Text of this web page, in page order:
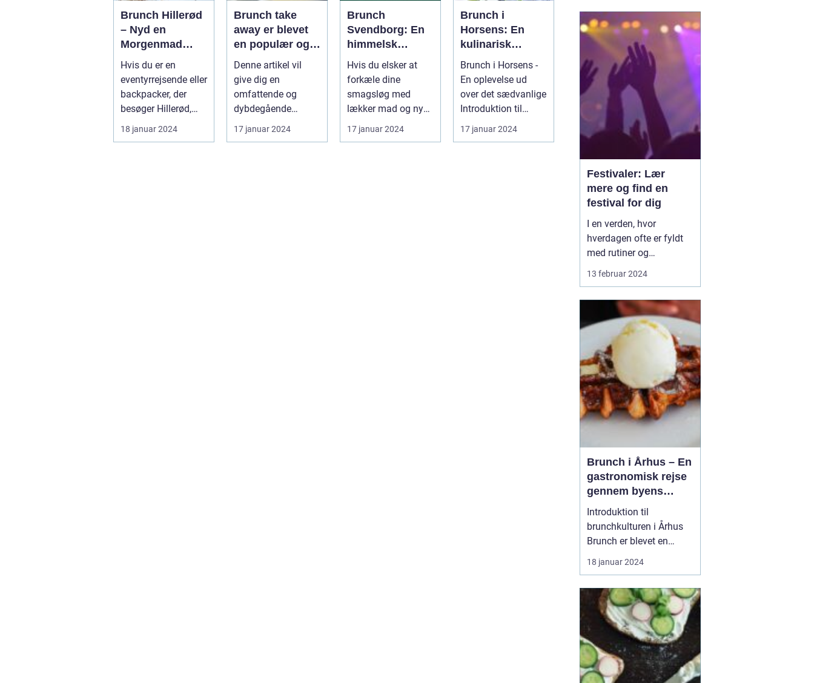
Brunch Hillerød
– Nyd en
Morgenmad
med Et Twist
Hvis du er en
eventyrrejsende eller
backpacker, der
besøger Hillerød,
bør du ikke gå glip
af byens f...
18 januar 2024
Brunch take
away er blevet
en populær og
praktisk måde at
nyde en lækker
brunchoplevelse
på, uanset hvor
man befinder
sig
Denne artikel vil
give dig en
omfattende og
dybdegående
præsentation af
brunch take away
17 januar 2024
Brunch
Svendborg: En
himmelsk
oplevelse i
hjertet af
Danmark
Hvis du elsker at
forkæle dine
smagsløg med
lækker mad og nyde
en afslappet
atmosfære, så er
17 januar 2024
Brunch i
Horsens: En
kulinarisk
oplevelse for
eventyrrejsende
og backpackere
Brunch i Horsens -
En oplevelse ud
over det sædvanlige
Introduktion til
brunchkulturen i
17 januar 2024
at have stabilt og
pålideligt udstyr
vanskelig at overvurdere.
Godt jagtudstyr forhøjer
jag...
Festivaler: Lær
mere og find en
festival for dig
I en verden, hvor
hverdagen ofte er fyldt
med rutiner og
forudsigelighed, står
sociale, kulturelle, og
musikalske
samlingspunkter, hvor
mennesker fra alle
samfundslag kan mødes
og dele uforglemmelige
opl...
13 februar 2024
Brunch i Århus – En
gastronomisk rejse
gennem byens
bedste
morgenmadsspot
Introduktion til
brunchkulturen i Århus
Brunch er blevet en
populær spiseoplevelse,
der kombinerer det
og frokost. Denne artikel
dykker ned i Århus'
brunchscene og guider
eventyrrejsende og
backpackere gennem
byens bedste brunch...
18 januar 2024